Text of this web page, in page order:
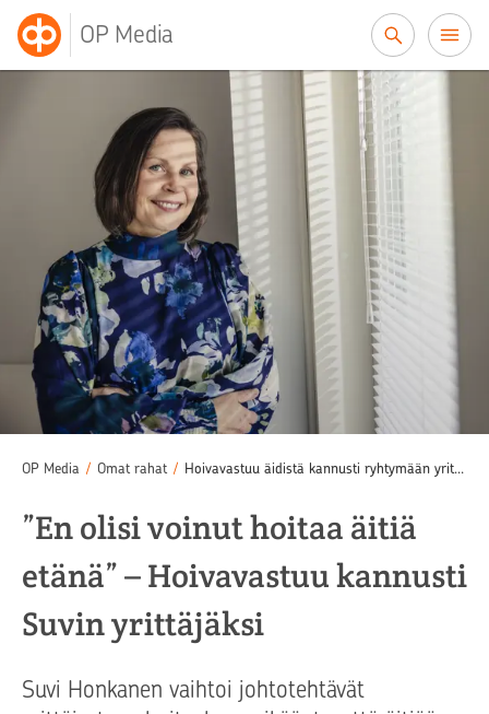
OP Media
OP Media / Omat rahat / Hoivavastuu äidistä kannusti ryhtymään yrittäjäksi
”En olisi voinut hoitaa äitiä
etänä” – Hoivavastuu kannusti
Suvin yrittäjäksi
Suvi Honkanen vaihtoi johtotehtävät